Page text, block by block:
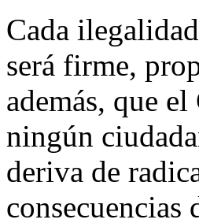
Cada
será firme,
además, que
ningún
deriva de
consecuencias